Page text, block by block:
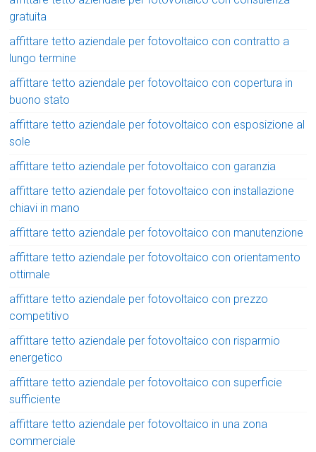
gratuita
affittare tetto aziendale per fotovoltaico con contratto a
lungo termine
affittare tetto aziendale per fotovoltaico con copertura in
buono stato
affittare tetto aziendale per fotovoltaico con esposizione al
sole
affittare tetto aziendale per fotovoltaico con garanzia
affittare tetto aziendale per fotovoltaico con installazione
chiavi in mano
affittare tetto aziendale per fotovoltaico con manutenzione
affittare tetto aziendale per fotovoltaico con orientamento
ottimale
affittare tetto aziendale per fotovoltaico con prezzo
competitivo
affittare tetto aziendale per fotovoltaico con risparmio
energetico
affittare tetto aziendale per fotovoltaico con superficie
sufficiente
affittare tetto aziendale per fotovoltaico in una zona
commerciale